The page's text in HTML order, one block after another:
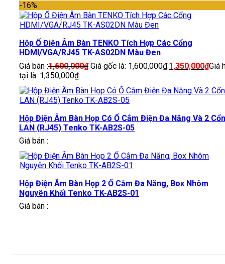
-16%
Hộp Ổ Điện Âm Bàn TENKO Tích Hợp Các Cổng
HDMI/VGA/RJ45 TK-AS02DN Màu Đen
Giá bán :1,600,000₫ Giá gốc là: 1,600,000₫.1,350,000₫Giá
tại là: 1,350,000₫.
Hộp Điện Âm Bàn Họp Có Ổ Cắm Điện Đa Năng Và 2
LAN (RJ45) Tenko TK-AB2S-05
Giá bán :
Hộp Điện Âm Bàn Họp 2 Ổ Cắm Đa Năng, Box Nhôm
Nguyên Khối Tenko TK-AB2S-01
Giá bán :